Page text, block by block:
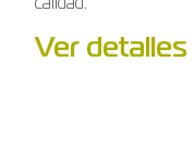
calidad.
Ver detalles